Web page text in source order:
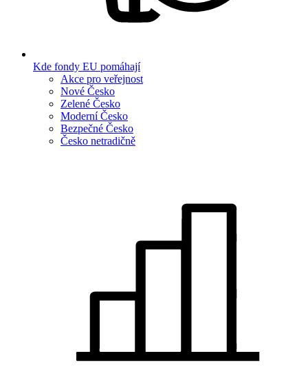
Kde fondy EU pomáhají
Akce pro veřejnost
Nové Česko
Zelené Česko
Moderní Česko
Bezpečné Česko
Česko netradičně